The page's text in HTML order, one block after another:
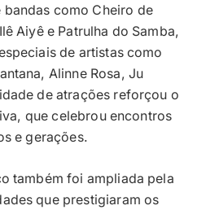
como Cheiro de
Aiyê e Patrulha do Samba,
de artistas como
Alinne Rosa, Ju
de atrações reforçou o
que celebrou encontros
e gerações.
também foi ampliada pela
que prestigiaram os